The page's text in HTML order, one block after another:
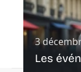
3
Les